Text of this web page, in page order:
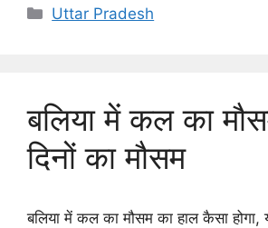
Categories
Uttar Pradesh
बलिया में कल का
दिनों का मौसम
बलिया में कल का मौसम का हाल कैसा